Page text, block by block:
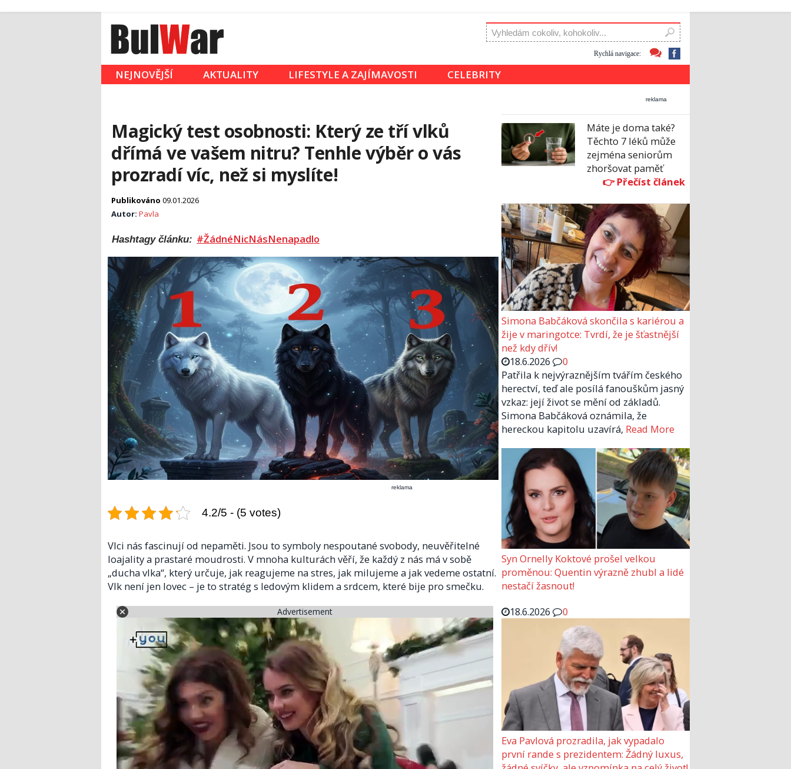
Rychlá navigace:
NEJNOVĚJŠÍ AKTUALITY LIFESTYLE A ZAJÍMAVOSTI CELEBRITY
reklama
Magický test osobnosti: Který ze tří vlků
dřímá ve vašem nitru? Tenhle výběr o vás
prozradí víc, než si myslíte!
Publikováno 09.01.2026
Autor: Pavla
Hashtagy článku: #ŽádnéNicNásNenapadlo
reklama
4.2/5 - (5 votes)
Vlci nás fascinují od nepaměti. Jsou to symboly nespoutané svobody, neuvěřitelné
loajality a prastaré moudrosti. V mnoha kulturách věří, že každý z nás má v sobě
„ducha vlka“, který určuje, jak reagujeme na stres, jak milujeme a jak vedeme ostatní.
Vlk není jen lovec – je to stratég s ledovým klidem a srdcem, které bije pro smečku.
Advertisement
Máte je doma také?
Těchto 7 léků může
zejména seniorům
zhoršovat paměť
Simona Babčáková skončila s kariérou a
žije v maringotce: Tvrdí, že je šťastnější
než kdy dřív!
18.6.2026
0
Patřila k nejvýraznějším tvářím českého
herectví, teď ale posílá fanouškům jasný
vzkaz: její život se mění od základů.
Simona Babčáková oznámila, že
hereckou kapitolu uzavírá, Read More
Syn Ornelly Koktové prošel velkou
proměnou: Quentin výrazně zhubl a lidé
nestačí žasnout!
18.6.2026
0
Eva Pavlová prozradila, jak vypadalo
první rande s prezidentem: Žádný luxus,